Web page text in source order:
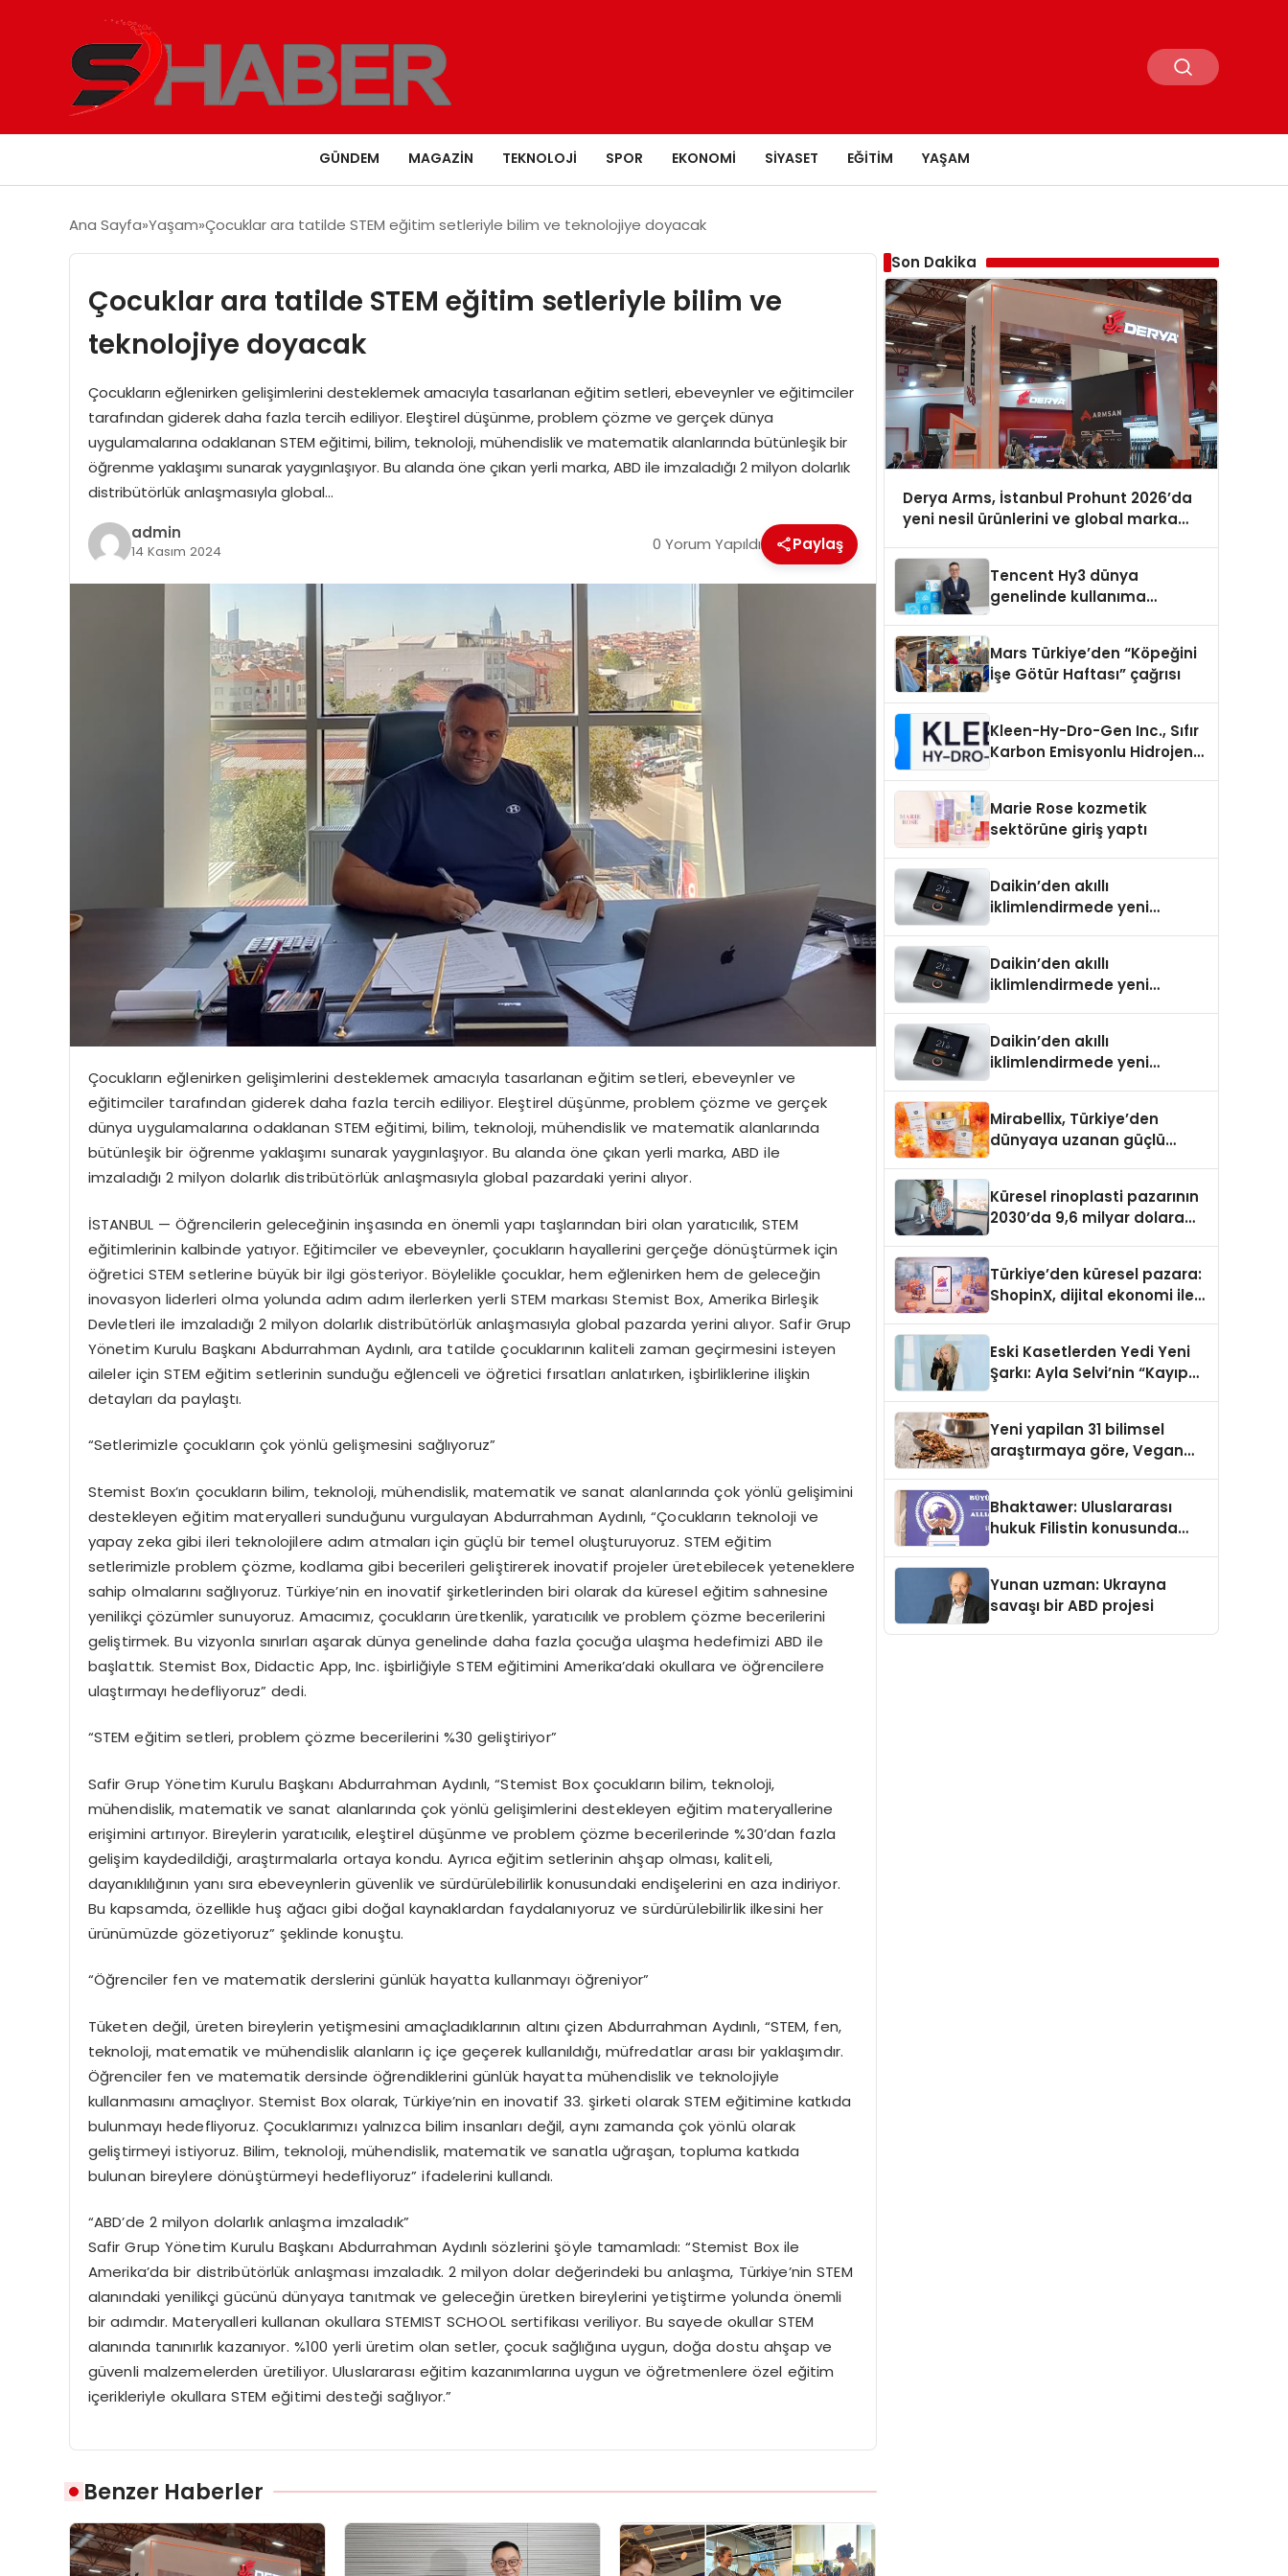
GÜNDEM MAGAZIN TEKNOLOJI SPOR EKONOMI SIYASET EĞITIM YAŞAM
Ana Sayfa Yaşam Çocuklar ara tatilde STEM eğitim setleriyle bilim ve teknolojiye doyacak
Çocuklar ara tatilde STEM eğitim setleriyle bilim ve
teknolojiye doyacak
Çocukların eğlenirken gelişimlerini desteklemek amacıyla tasarlanan eğitim setleri, ebeveynler ve eğitimciler
tarafından giderek daha fazla tercih ediliyor. Eleştirel düşünme, problem çözme ve gerçek dünya
uygulamalarına odaklanan STEM eğitimi, bilim, teknoloji, mühendislik ve matematik alanlarında bütünleşik bir
öğrenme yaklaşımı sunarak yaygınlaşıyor. Bu alanda öne çıkan yerli marka, ABD ile imzaladığı 2 milyon dolarlık
distribütörlük anlaşmasıyla global…
admin
14 Kasım 2024 0 Yorum Yapıldı Paylaş
Çocukların eğlenirken gelişimlerini desteklemek amacıyla tasarlanan eğitim setleri, ebeveynler ve
eğitimciler tarafından giderek daha fazla tercih ediliyor. Eleştirel düşünme, problem çözme ve gerçek
dünya uygulamalarına odaklanan STEM eğitimi, bilim, teknoloji, mühendislik ve matematik alanlarında
bütünleşik bir öğrenme yaklaşımı sunarak yaygınlaşıyor. Bu alanda öne çıkan yerli marka, ABD ile
imzaladığı 2 milyon dolarlık distribütörlük anlaşmasıyla global pazardaki yerini alıyor.
İSTANBUL — Öğrencilerin geleceğinin inşasında en önemli yapı taşlarından biri olan yaratıcılık, STEM
eğitimlerinin kalbinde yatıyor. Eğitimciler ve ebeveynler, çocukların hayallerini gerçeğe dönüştürmek için
öğretici STEM setlerine büyük bir ilgi gösteriyor. Böylelikle çocuklar, hem eğlenirken hem de geleceğin
inovasyon liderleri olma yolunda adım adım ilerlerken yerli STEM markası Stemist Box, Amerika Birleşik
Devletleri ile imzaladığı 2 milyon dolarlık distribütörlük anlaşmasıyla global pazarda yerini alıyor. Safir Grup
Yönetim Kurulu Başkanı Abdurrahman Aydınlı, ara tatilde çocuklarının kaliteli zaman geçirmesini isteyen
aileler için STEM eğitim setlerinin sunduğu eğlenceli ve öğretici fırsatları anlatırken, işbirliklerine ilişkin
detayları da paylaştı.
“Setlerimizle çocukların çok yönlü gelişmesini sağlıyoruz”
Stemist Box’ın çocukların bilim, teknoloji, mühendislik, matematik ve sanat alanlarında çok yönlü gelişimini
destekleyen eğitim materyalleri sunduğunu vurgulayan Abdurrahman Aydınlı, “Çocukların teknoloji ve
yapay zeka gibi ileri teknolojilere adım atmaları için güçlü bir temel oluşturuyoruz. STEM eğitim
setlerimizle problem çözme, kodlama gibi becerileri geliştirerek inovatif projeler üretebilecek yeteneklere
sahip olmalarını sağlıyoruz. Türkiye’nin en inovatif şirketlerinden biri olarak da küresel eğitim sahnesine
yenilikçi çözümler sunuyoruz. Amacımız, çocukların üretkenlik, yaratıcılık ve problem çözme becerilerini
geliştirmek. Bu vizyonla sınırları aşarak dünya genelinde daha fazla çocuğa ulaşma hedefimizi ABD ile
başlattık. Stemist Box, Didactic App, Inc. işbirliğiyle STEM eğitimini Amerika’daki okullara ve öğrencilere
ulaştırmayı hedefliyoruz” dedi.
“STEM eğitim setleri, problem çözme becerilerini %30 geliştiriyor”
Safir Grup Yönetim Kurulu Başkanı Abdurrahman Aydınlı, “Stemist Box çocukların bilim, teknoloji,
mühendislik, matematik ve sanat alanlarında çok yönlü gelişimlerini destekleyen eğitim materyallerine
erişimini artırıyor. Bireylerin yaratıcılık, eleştirel düşünme ve problem çözme becerilerinde %30’dan fazla
gelişim kaydedildiği, araştırmalarla ortaya kondu. Ayrıca eğitim setlerinin ahşap olması, kaliteli,
dayanıklılığının yanı sıra ebeveynlerin güvenlik ve sürdürülebilirlik konusundaki endişelerini en aza indiriyor.
Bu kapsamda, özellikle huş ağacı gibi doğal kaynaklardan faydalanıyoruz ve sürdürülebilirlik ilkesini her
ürünümüzde gözetiyoruz” şeklinde konuştu.
“Öğrenciler fen ve matematik derslerini günlük hayatta kullanmayı öğreniyor”
Tüketen değil, üreten bireylerin yetişmesini amaçladıklarının altını çizen Abdurrahman Aydınlı, “STEM, fen,
teknoloji, matematik ve mühendislik alanların iç içe geçerek kullanıldığı, müfredatlar arası bir yaklaşımdır.
Öğrenciler fen ve matematik dersinde öğrendiklerini günlük hayatta mühendislik ve teknolojiyle
kullanmasını amaçlıyor. Stemist Box olarak, Türkiye’nin en inovatif 33. şirketi olarak STEM eğitimine katkıda
bulunmayı hedefliyoruz. Çocuklarımızı yalnızca bilim insanları değil, aynı zamanda çok yönlü olarak
geliştirmeyi istiyoruz. Bilim, teknoloji, mühendislik, matematik ve sanatla uğraşan, topluma katkıda
bulunan bireylere dönüştürmeyi hedefliyoruz” ifadelerini kullandı.
“ABD’de 2 milyon dolarlık anlaşma imzaladık”
Safir Grup Yönetim Kurulu Başkanı Abdurrahman Aydınlı sözlerini şöyle tamamladı: “Stemist Box ile
Amerika’da bir distribütörlük anlaşması imzaladık. 2 milyon dolar değerindeki bu anlaşma, Türkiye’nin STEM
alanındaki yenilikçi gücünü dünyaya tanıtmak ve geleceğin üretken bireylerini yetiştirme yolunda önemli
bir adımdır. Materyalleri kullanan okullara STEMIST SCHOOL sertifikası veriliyor. Bu sayede okullar STEM
alanında tanınırlık kazanıyor. %100 yerli üretim olan setler, çocuk sağlığına uygun, doğa dostu ahşap ve
güvenli malzemelerden üretiliyor. Uluslararası eğitim kazanımlarına uygun ve öğretmenlere özel eğitim
içerikleriyle okullara STEM eğitimi desteği sağlıyor.”
Benzer Haberler
Son Dakika
Derya Arms, İstanbul Prohunt 2026’da
yeni nesil ürünlerini ve global marka
Tencent Hy3 dünya
genelinde kullanıma
Mars Türkiye’den “Köpeğini
İşe Götür Haftası” çağrısı
Kleen-Hy-Dro-Gen Inc., Sıfır
Karbon Emisyonlu Hidrojen
Aldı
Marie Rose kozmetik
sektörüne giriş yaptı
Daikin’den akıllı
iklimlendirmede yeni
Daikin’den akıllı
iklimlendirmede yeni
Daikin’den akıllı
iklimlendirmede yeni
Mirabellix, Türkiye’den
dünyaya uzanan güçlü
Küresel rinoplasti pazarının
2030’da 9,6 milyar dolara
Türkiye’den küresel pazara:
ShopinX, dijital ekonomi ile
Eski Kasetlerden Yedi Yeni
Şarkı: Ayla Selvi’nin “Kayıp
Yeni yapilan 31 bilimsel
araştırmaya göre, Vegan
Sindirildiğini Ortaya Koydu
Bhaktawer: Uluslararası
hukuk Filistin konusunda
Yunan uzman: Ukrayna
savaşı bir ABD projesi